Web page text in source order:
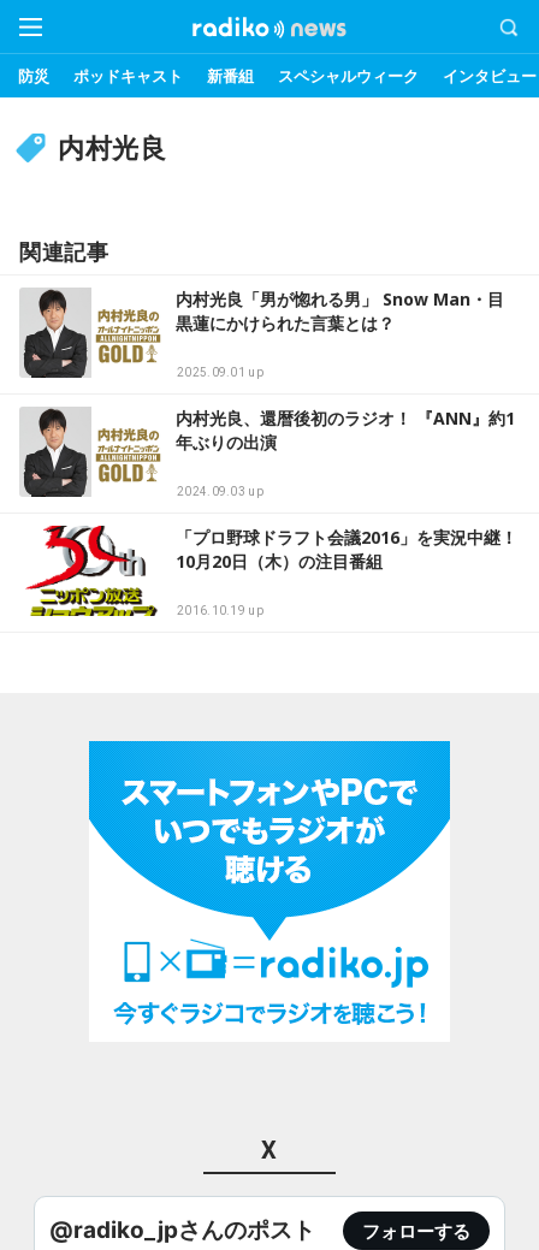
防災 ポッドキャスト 新番組 スペシャルウィーク インタビュー
内村光良
関連記事
内村光良「男が惚れる男」 Snow Man・目
黒蓮にかけられた言葉とは？
2025.09.01 up
内村光良、還暦後初のラジオ！ 『ANN』約1
年ぶりの出演
2024.09.03 up
「プロ野球ドラフト会議2016」を実況中継！
10月20日（木）の注目番組
2016.10.19 up
X
@radiko_jpさんのポスト フォローする